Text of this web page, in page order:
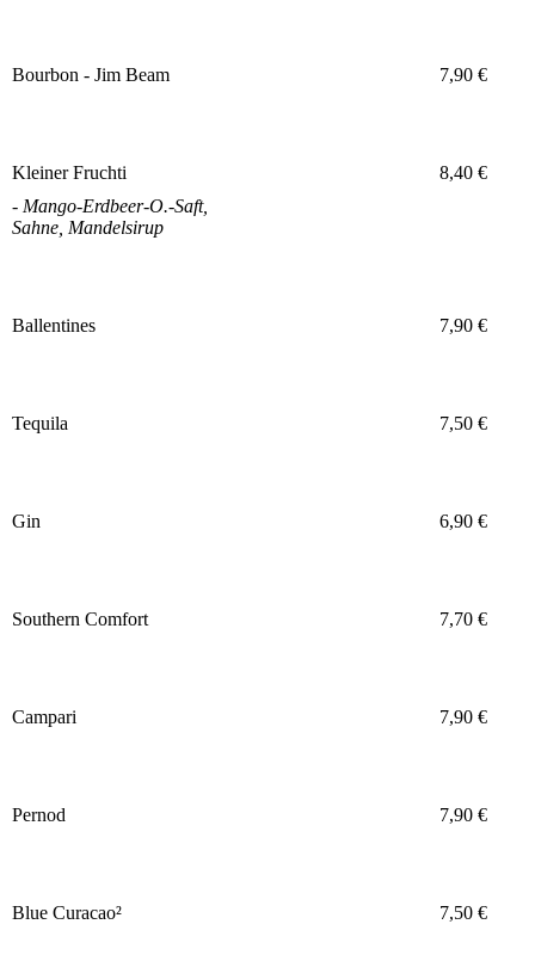
Bourbon - Jim Beam 7,90 €
Kleiner Fruchti
8,40 €
- Mango-Erdbeer-O.-Saft,
Sahne, Mandelsirup
Ballentines 7,90 €
Tequila 7,50 €
Gin 6,90 €
Southern Comfort 7,70 €
Campari 7,90 €
Pernod 7,90 €
Blue Curacao² 7,50 €